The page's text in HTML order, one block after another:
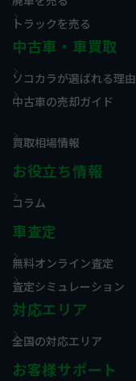
トラックを売る
中古車・車買取
ソコカラが選ばれる理由
中古車の売却ガイド
買取相場情報
お役立ち情報
コラム
車査定
無料オンライン査定
査定シミュレーション
対応エリア
全国の対応エリア
お客様サポート